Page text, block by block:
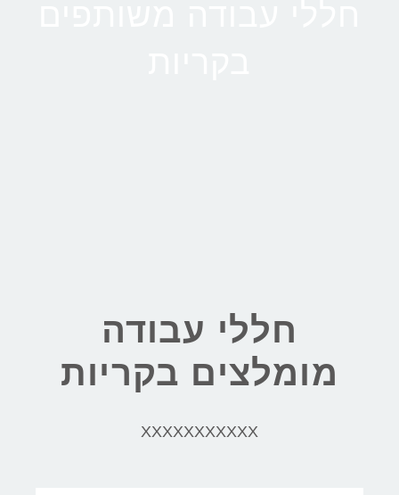
חללי עבודה
מומלצים בקריות
XXXXXXXXXXX